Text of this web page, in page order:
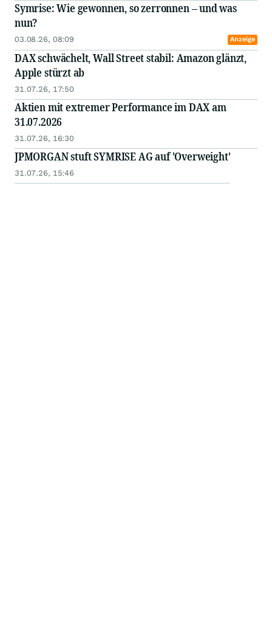
Symrise: Wie gewonnen, so zerronnen – und was
nun?
03.08.26, 08:09 Anzeige
DAX schwächelt, Wall Street stabil: Amazon glänzt,
Apple stürzt ab
31.07.26, 17:50
Aktien mit extremer Performance im DAX am
31.07.2026
31.07.26, 16:30
JPMORGAN stuft SYMRISE AG auf 'Overweight'
31.07.26, 15:46